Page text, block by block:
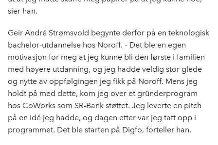
sier han.
Geir André Strømsvold begynte derfor på en teknologisk
bachelor-utdannelse hos Noroff. – Det ble en egen
motivasjon for meg at jeg kunne bli den første i familien
med høyere utdanning, og jeg hadde veldig stor glede
og nytte av oppfølgingen jeg fikk på Noroff. Mens jeg
holdt på med dette, kom jeg over et gründerprogram
hos CoWorks som SR-Bank støttet. Jeg leverte en pitch
på en idé jeg hadde, og dagen etter var jeg tatt opp i
programmet. Det ble starten på Digfo, forteller han.